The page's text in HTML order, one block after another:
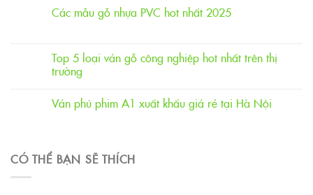
Các mẫu gỗ nhựa PVC hot nhất 2025
Top 5 loại ván gỗ công nghiệp hot nhất trên thị
trường
Ván phủ phim A1 xuất khẩu giá rẻ tại Hà Nội
CÓ THỂ BẠN SẼ THÍCH